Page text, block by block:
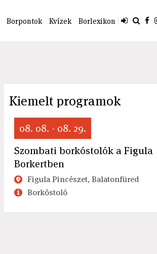
Borpontok Kvízek Borlexikon
Kiemelt programok
08. 08. - 08. 29.
Szombati borkóstolók a Figula
Borkertben
Figula Pincészet, Balatonfüred
Borkóstoló